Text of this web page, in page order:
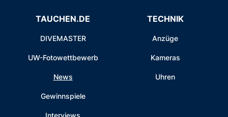
TAUCHEN.DE
DIVEMASTER
UW-Fotowettbewerb
News
Gewinnspiele
TECHNIK
Anzüge
Kameras
Uhren